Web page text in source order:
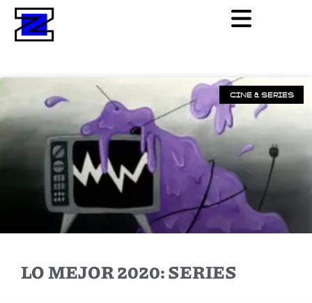
CINE & SERIES
LO MEJOR 2020: SERIES